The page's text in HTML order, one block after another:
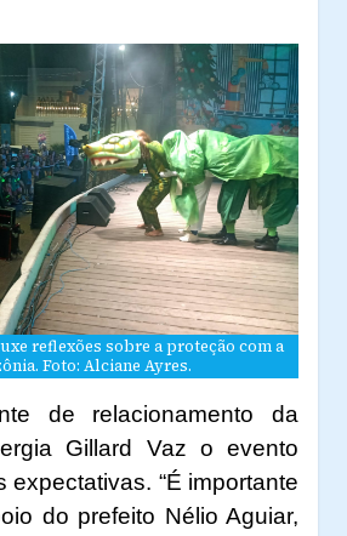
reflexões sobre a proteção com a
Foto: Alciane Ayres.
de relacionamento da
Gillard Vaz o evento
expectativas. “É importante
do prefeito Nélio Aguiar,